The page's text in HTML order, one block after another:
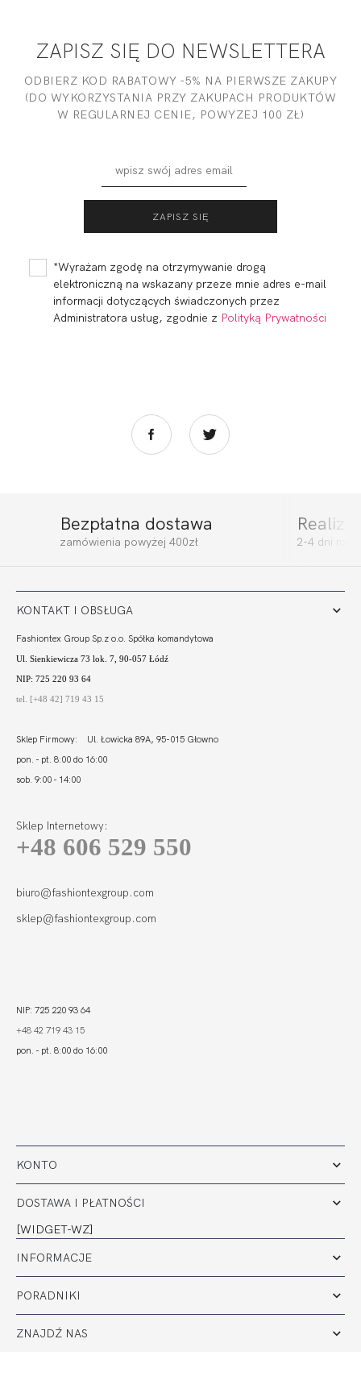
ZAPISZ SIĘ DO NEWSLETTERA
ODBIERZ KOD RABATOWY -5% NA PIERWSZE ZAKUPY
(DO WYKORZYSTANIA PRZY ZAKUPACH PRODUKTÓW
W REGULARNEJ CENIE, POWYZEJ 100 ZŁ)
*Wyrażam zgodę na otrzymywanie drogą
elektroniczną na wskazany przeze mnie adres e-mail
informacji dotyczących świadczonych przez
Administratora usług, zgodnie z Polityką Prywatności
Bezpłatna dostawa
zamówienia powyżej 400zł 2-4 dni
KONTO
DOSTAWA I PŁATNOŚCI
[WIDGET-WZ]
INFORMACJE
PORADNIKI
ZNAJDŹ NAS
KONTAKT I OBSŁUGA
Fashiontex Group Sp.z o.o. Spółka komandytowa
Ul. Sienkiewicza 73 lok. 7, 90-057 Łódź
NIP: 725 220 93 64
tel. [+48 42] 719 43 15
Sklep Firmowy: Ul. Łowicka 89A, 95-015 Głowno
pon. - pt. 8:00 do 16:00
sob. 9:00 - 14:00
Sklep Internetowy:
+48 606 529 550
biuro@fashiontexgroup.com
sklep@fashiontexgroup.com
NIP: 725 220 93 64
+48 42 719 43 15
pon. - pt. 8:00 do 16:00